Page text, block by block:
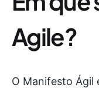
Agile?
O Manifesto Ágil